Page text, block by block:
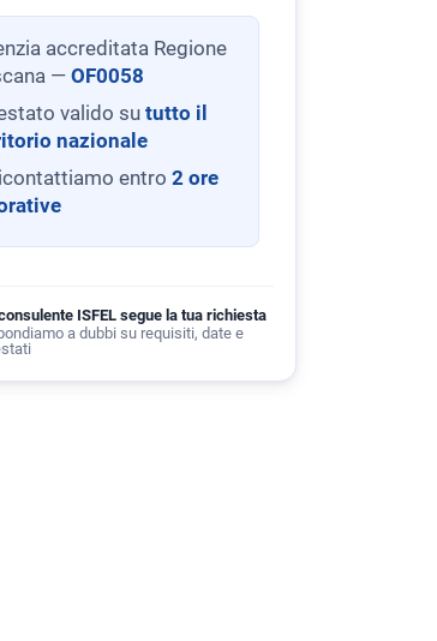
accreditata Regione
—OF0058
valido sututto il
nazionale
entro2 ore
ISFEL segue la tua richiesta
a dubbi su requisiti, date e